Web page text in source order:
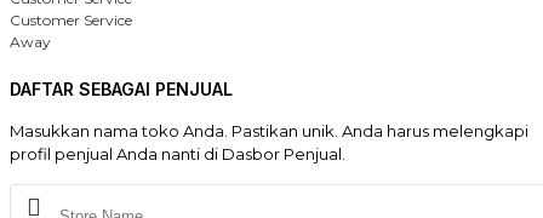
Customer Service
Away
DAFTAR SEBAGAI PENJUAL
Masukkan nama toko Anda. Pastikan unik. Anda harus melengkapi
profil penjual Anda nanti di Dasbor Penjual.